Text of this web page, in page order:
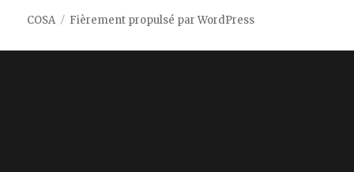
COSA Fièrement propulsé par WordPress